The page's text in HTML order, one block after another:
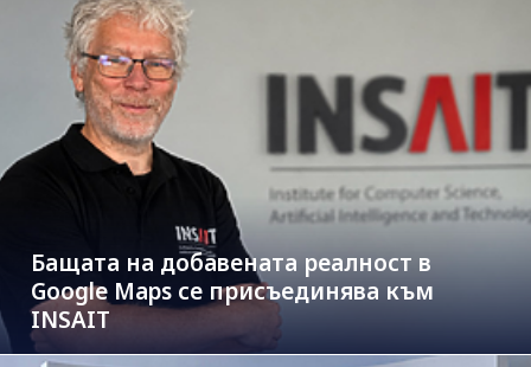
Бащата на добавената реалност в
Google Maps се присъединява към
INSAIT